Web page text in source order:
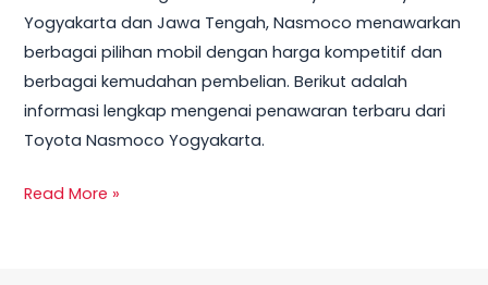
Yogyakarta dan Jawa Tengah, Nasmoco menawarkan
berbagai pilihan mobil dengan harga kompetitif dan
berbagai kemudahan pembelian. Berikut adalah
informasi lengkap mengenai penawaran terbaru dari
Toyota Nasmoco Yogyakarta.
Harga
Mobil
2025
Read More »